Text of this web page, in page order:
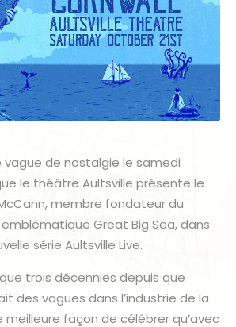
vague de nostalgie le samedi
le théâtre Aultsville présente le
membre fondateur du
Great Big Sea, dans
série Aultsville Live.
trois décennies depuis que
des vagues dans l’industrie de la
meilleure façon de célébrer qu’avec